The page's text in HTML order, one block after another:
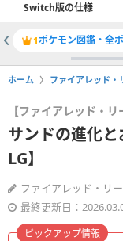
Switch版の仕様
1ポケモン図鑑・全
ホーム ファイアレッド・
【ファイアレッド・リ
サンドの進化
LG】
ファイアレッド・リ
最終更新日：
ピックアップ情報